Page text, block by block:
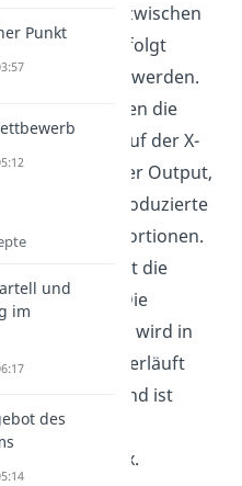
zwischen
kann wie folgt
dargestellt werden.
Y-Achse werden die
abgetragen. Auf der X-
befindet sich der Output,
Fall die produzierte
an Pommes-Portionen.
Gerade stellt die
dar. Die
wird in
Sie verläuft
zur X-Achse und ist
von der
Menge x.
Punkt
und
im
des